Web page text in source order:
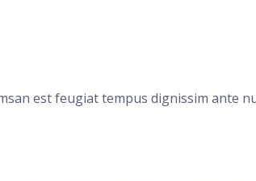
est feugiat tempus dignissim